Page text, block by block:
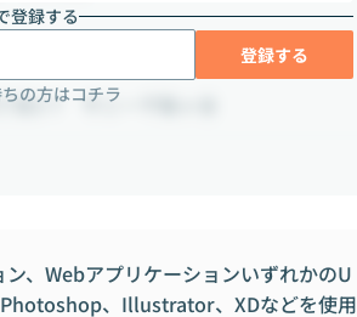
登録する
登録する
の方はコチラ
目2-7 サニー千駄ヶ谷
、WebアプリケーションいずれかのU
、Illustrator、XDなどを使用